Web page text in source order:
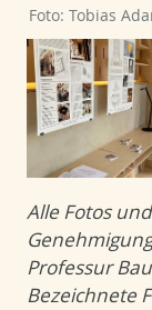
Foto: Tobias
Alle Fotos
Professur
Bezeichnete